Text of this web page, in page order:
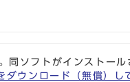
ソフトがインストール
ンロード（無償）し